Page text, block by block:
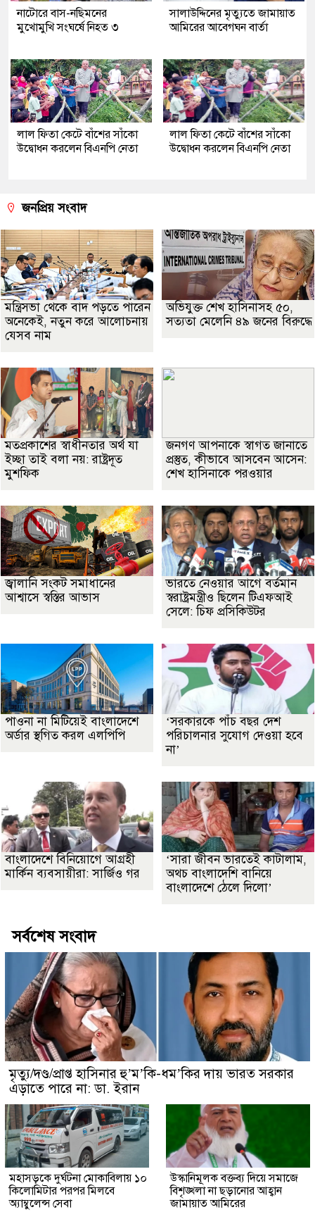
নাটোরে বাস-নছিমনের
মুখোমুখি সংঘর্ষে নিহত ৩
সালাউদ্দিনের মৃত্যুতে জামায়াত
আমিরের আবেগঘন বার্তা
লাল ফিতা কেটে বাঁশের সাঁকো
উদ্বোধন করলেন বিএনপি নেতা
লাল ফিতা কেটে বাঁশের সাঁকো
উদ্বোধন করলেন বিএনপি নেতা
জনপ্রিয় সংবাদ
মন্ত্রিসভা থেকে বাদ পড়তে পারেন
অনেকেই, নতুন করে আলোচনায়
যেসব নাম
অভিযুক্ত শেখ হাসিনাসহ ৫০,
সত্যতা মেলেনি ৪৯ জনের বিরুদ্ধে
মতপ্রকাশের স্বাধীনতার অর্থ যা
ইচ্ছা তাই বলা নয়: রাষ্ট্রদূত
মুশফিক
জনগণ আপনাকে স্বাগত জানাতে
প্রস্তুত, কীভাবে আসবেন আসেন:
শেখ হাসিনাকে পরওয়ার
জ্বালানি সংকট সমাধানের
আশ্বাসে স্বস্তির আভাস
ভারতে নেওয়ার আগে বর্তমান
স্বরাষ্ট্রমন্ত্রীও ছিলেন টিএফআই
সেলে: চিফ প্রসিকিউটর
পাওনা না মিটিয়েই বাংলাদেশে
অর্ডার স্থগিত করল এলপিপি
‘সরকারকে পাঁচ বছর দেশ
পরিচালনার সুযোগ দেওয়া হবে
না’
বাংলাদেশে বিনিয়োগে আগ্রহী
মার্কিন ব্যবসায়ীরা: সার্জিও গর
‘সারা জীবন ভারতেই কাটালাম,
অথচ বাংলাদেশি বানিয়ে
বাংলাদেশে ঠেলে দিলো’
সর্বশেষ সংবাদ
মৃত্যু/দণ্ড/প্রাপ্ত হাসিনার হু’ম’কি-ধম’কির দায় ভারত সরকার
এড়াতে পারে না: ডা. ইরান
মহাসড়কে দুর্ঘটনা মোকাবিলায় ১০
কিলোমিটার পরপর মিলবে
অ্যাম্বুলেন্স সেবা
উস্কানিমূলক বক্তব্য দিয়ে সমাজে
বিশৃঙ্খলা না ছড়ানোর আহ্বান
জামায়াত আমিরের